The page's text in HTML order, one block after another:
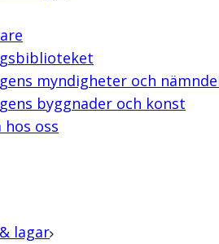
myndigheter och
byggnader och konst
oss
lagar